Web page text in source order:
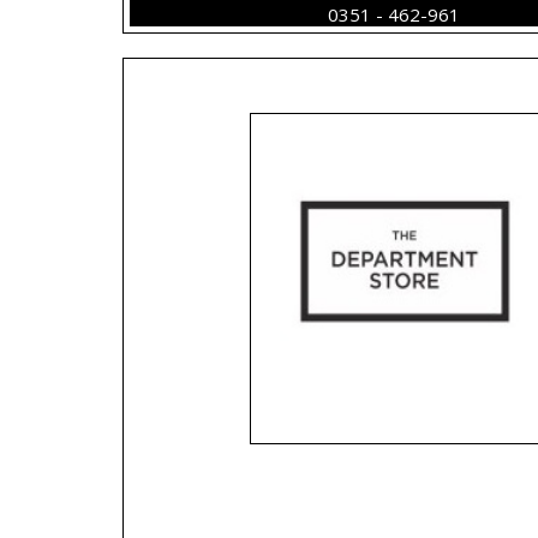
TABLE - WoodRiv
SIDIHONI
WoodRiv -
WoodRiv -
0351 - 462-961